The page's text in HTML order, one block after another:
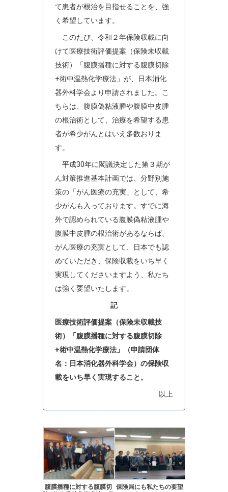
て患者が根治を目指せることを、強
く希望しています。
このたび、令和２年保険収載に向
けて医療技術評価提案（保険未収載
技術）「腹膜播種に対する腹膜切除
+術中温熱化学療法」が、日本消化
器外科学会より申請されました。こ
ちらは、腹膜偽粘液腫や腹膜中皮腫
の根治術として、治療を希望する患
者が希少がんとはいえ多数おりま
す。
平成30年に閣議決定した第３期が
ん対策推進基本計画では、分野別施
策の「がん医療の充実」として、希
少がんも入っております。すでに海
外で認められている腹膜偽粘液腫や
腹膜中皮腫の根治術があるならば、
がん医療の充実として、日本でも認
めていただき、保険収載をいち早く
実現してくださいますよう、私たち
は強く要望いたします。
記
医療技術評価提案（保険未収載技
術）「腹膜播種に対する腹膜切除
+術中温熱化学療法」（申請団体
名：日本消化器外科学会）の保険収
載をいち早く実現すること。
以上
腹膜播種に対する腹膜切 保険局にも私たちの要望